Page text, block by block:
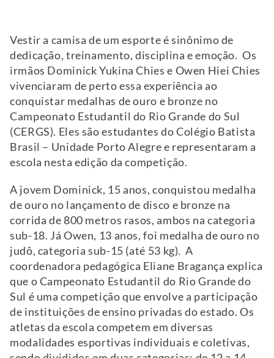
Vestir a camisa de um esporte é sinônimo de
dedicação, treinamento, disciplina e emoção. Os
irmãos Dominick Yukina Chies e Owen Hiei Chies
vivenciaram de perto essa experiência ao
conquistar medalhas de ouro e bronze no
Campeonato Estudantil do Rio Grande do Sul
(CERGS). Eles são estudantes do Colégio Batista
Brasil – Unidade Porto Alegre e representaram a
escola nesta edição da competição.
A jovem Dominick, 15 anos, conquistou medalha
de ouro no lançamento de disco e bronze na
corrida de 800 metros rasos, ambos na categoria
sub-18. Já Owen, 13 anos, foi medalha de ouro no
judô, categoria sub-15 (até 53 kg). A
coordenadora pedagógica Eliane Bragança explica
que o Campeonato Estudantil do Rio Grande do
Sul é uma competição que envolve a participação
de instituições de ensino privadas do estado. Os
atletas da escola competem em diversas
modalidades esportivas individuais e coletivas,